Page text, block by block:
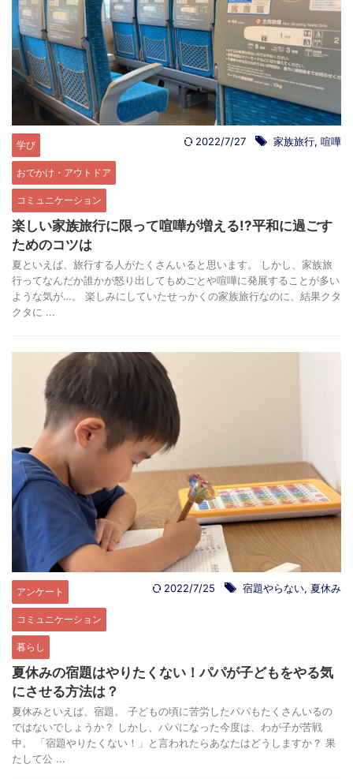
学び
おでかけ・アウトドア
コミュニケーション
2022/7/27 家族旅行, 喧嘩
楽しい家族旅行に限って喧嘩が増える!?平和に過ごす
ためのコツは
夏といえば、旅行する人がたくさんいると思います。 しかし、家族旅
行ってなんだか誰かが怒り出してもめごとや喧嘩に発展することが多い
ような気が…。 楽しみにしていたせっかくの家族旅行なのに、結果クタ
クタに ...
アンケート
コミュニケーション
暮らし
2022/7/25 宿題やらない, 夏休み
夏休みの宿題はやりたくない！パパが子どもをやる気
にさせる方法は？
夏休みといえば、宿題。 子どもの頃に苦労したパパもたくさんいるの
ではないでしょうか？ しかし、パパになった今度は、わが子が苦戦
中。 「宿題やりたくない！」と言われたらあなたはどうしますか？ 果
たして公 ...